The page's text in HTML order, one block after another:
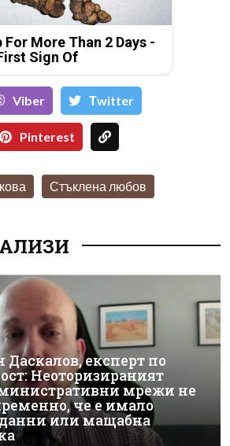
For More Than 2 Days -
Sign Of
Viber Тwitter
Pinterest
Стъклена любов
експерт по
Неоторизираният
мрежи не
че е имало
или мащабна